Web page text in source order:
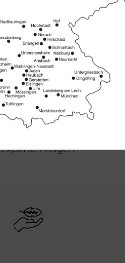
Einbau-Badewanne kann
Badezimmers integriert werden
schaffen.
Nur in
Materialien
zeigen
Bild